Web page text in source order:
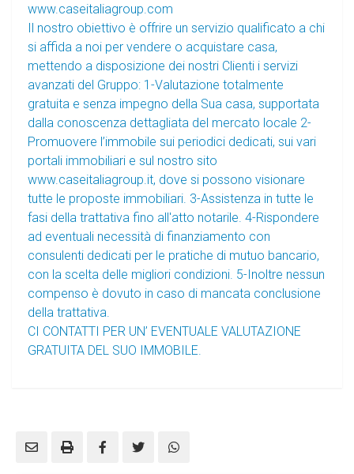
www.caseitaliagroup.com
Il nostro obiettivo è offrire un servizio qualificato a chi
si affida a noi per vendere o acquistare casa,
mettendo a disposizione dei nostri Clienti i servizi
avanzati del Gruppo: 1-Valutazione totalmente
gratuita e senza impegno della Sua casa, supportata
dalla conoscenza dettagliata del mercato locale 2-
Promuovere l’immobile sui periodici dedicati, sui vari
portali immobiliari e sul nostro sito
www.caseitaliagroup.it, dove si possono visionare
tutte le proposte immobiliari. 3-Assistenza in tutte le
fasi della trattativa fino all'atto notarile. 4-Rispondere
ad eventuali necessità di finanziamento con
consulenti dedicati per le pratiche di mutuo bancario,
con la scelta delle migliori condizioni. 5-Inoltre nessun
compenso è dovuto in caso di mancata conclusione
della trattativa.
CI CONTATTI PER UN’ EVENTUALE VALUTAZIONE
GRATUITA DEL SUO IMMOBILE.